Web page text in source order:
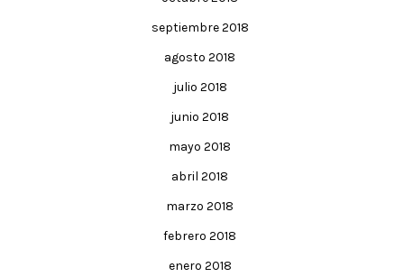
septiembre 2018
agosto 2018
julio 2018
junio 2018
mayo 2018
abril 2018
marzo 2018
febrero 2018
enero 2018